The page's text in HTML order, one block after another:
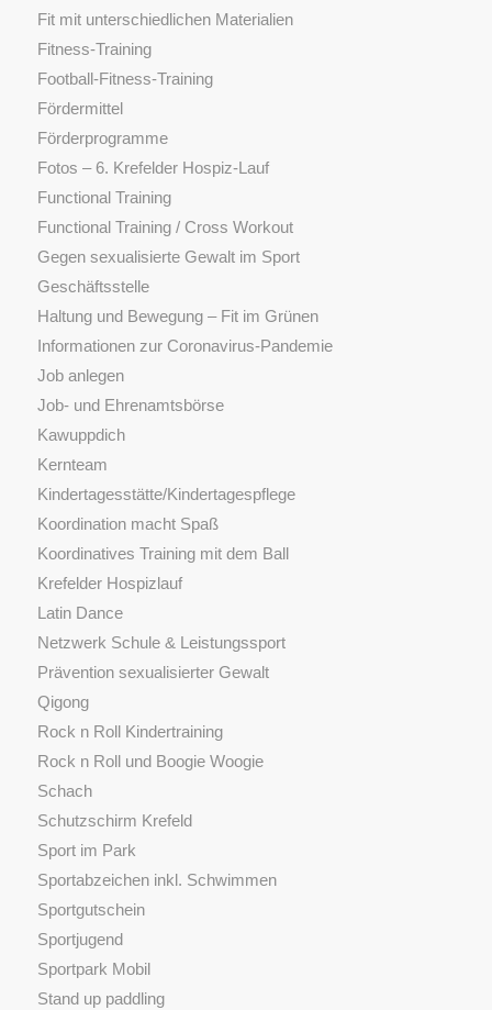
Fit mit unterschiedlichen Materialien
Fitness-Training
Football-Fitness-Training
Fördermittel
Förderprogramme
Fotos – 6. Krefelder Hospiz-Lauf
Functional Training
Functional Training / Cross Workout
Gegen sexualisierte Gewalt im Sport
Geschäftsstelle
Haltung und Bewegung – Fit im Grünen
Informationen zur Coronavirus-Pandemie
Job anlegen
Job- und Ehrenamtsbörse
Kawuppdich
Kernteam
Kindertagesstätte/Kindertagespflege
Koordination macht Spaß
Koordinatives Training mit dem Ball
Krefelder Hospizlauf
Latin Dance
Netzwerk Schule & Leistungssport
Prävention sexualisierter Gewalt
Qigong
Rock n Roll Kindertraining
Rock n Roll und Boogie Woogie
Schach
Schutzschirm Krefeld
Sport im Park
Sportabzeichen inkl. Schwimmen
Sportgutschein
Sportjugend
Sportpark Mobil
Stand up paddling